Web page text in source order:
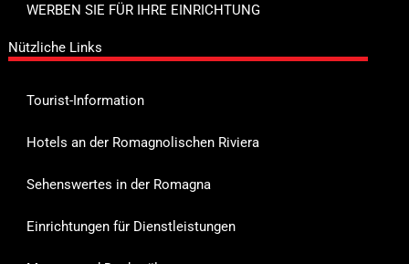
WERBEN SIE FÜR IHRE EINRICHTUNG
Nützliche Links
Tourist-Information
Hotels an der Romagnolischen Riviera
Sehenswertes in der Romagna
Einrichtungen für Dienstleistungen